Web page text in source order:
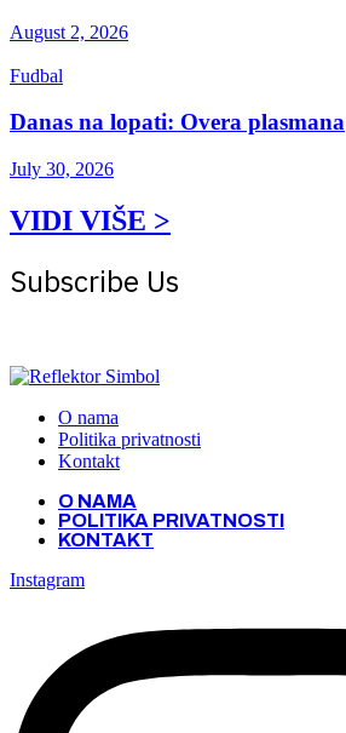
August 2, 2026
Fudbal
Danas na lopati: Overa plasmana
July 30, 2026
VIDI VIŠE >
Subscribe Us
O nama
Politika privatnosti
Kontakt
O NAMA
POLITIKA PRIVATNOSTI
KONTAKT
Instagram